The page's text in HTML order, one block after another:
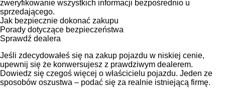
zweryfikowanie wszystkich informacji bezpośrednio u
sprzedającego.
Jak bezpiecznie dokonać zakupu
Porady dotyczące bezpieczeństwa
Sprawdź dealera
Jeśli zdecydowałeś się na zakup pojazdu w niskiej cenie,
upewnij się że konwersujesz z prawdziwym dealerem.
Dowiedz się czegoś więcej o właścicielu pojazdu. Jeden ze
sposobów oszustwa – podać się za realnie istniejącą firmę.